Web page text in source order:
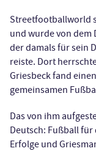
Streetfootballworld
und wurde von dem
der damals für sein
reiste. Dort
Griesbeck fand
gemeinsamen
Das von ihm
Deutsch: Fußball
Erfolge und